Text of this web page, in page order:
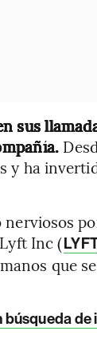
sus
y ha
Inc (
que